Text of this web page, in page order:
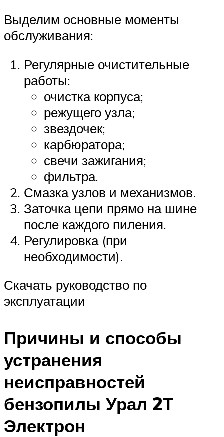
Выделим основные моменты
обслуживания:
Регулярные очистительные
работы:
очистка корпуса;
режущего узла;
звездочек;
карбюратора;
свечи зажигания;
фильтра.
Смазка узлов и механизмов.
Заточка цепи прямо на шине
после каждого пиления.
Регулировка (при
необходимости).
Скачать руководство по
эксплуатации
Причины и способы
устранения
неисправностей
бензопилы Урал 2Т
Электрон